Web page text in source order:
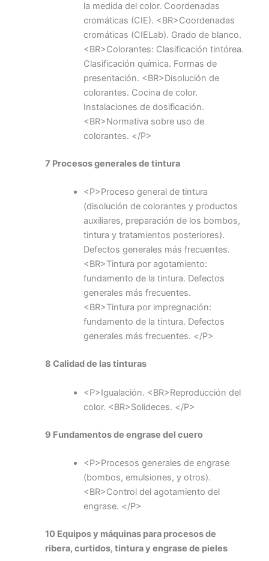
la medida del color. Coordenadas
cromáticas (CIE). <BR>Coordenadas
cromáticas (CIELab). Grado de blanco.
<BR>Colorantes: Clasificación tintórea.
Clasificación química. Formas de
presentación. <BR>Disolución de
colorantes. Cocina de color.
Instalaciones de dosificación.
<BR>Normativa sobre uso de
colorantes. </P>
7 Procesos generales de tintura
<P>Proceso general de tintura
(disolución de colorantes y productos
auxiliares, preparación de los bombos,
tintura y tratamientos posteriores).
Defectos generales más frecuentes.
<BR>Tintura por agotamiento:
fundamento de la tintura. Defectos
generales más frecuentes.
<BR>Tintura por impregnación:
fundamento de la tintura. Defectos
generales más frecuentes. </P>
8 Calidad de las tinturas
<P>Igualación. <BR>Reproducción del
color. <BR>Solideces. </P>
9 Fundamentos de engrase del cuero
<P>Procesos generales de engrase
(bombos, emulsiones, y otros).
<BR>Control del agotamiento del
engrase. </P>
10 Equipos y máquinas para procesos de
ribera, curtidos, tintura y engrase de pieles